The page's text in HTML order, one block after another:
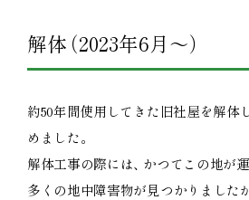
解体（2023年6月～）
約50年間使用してきた旧社屋を解体
めました。
解体工事の際には、 かつてこの地が
多くの地中障害物が見つかりました